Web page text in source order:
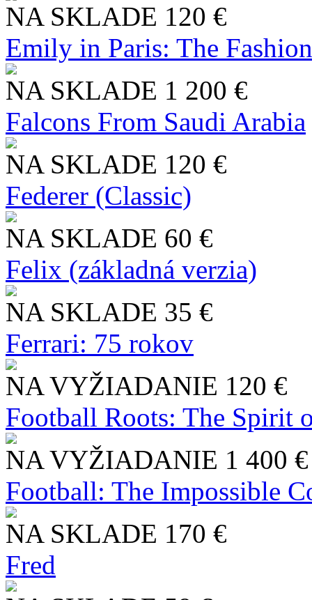
NA SKLADE 120 €
Emily in Paris: The
NA SKLADE 1 200 €
Falcons From Saudi Arabia
NA SKLADE 120 €
Federer (Classic)
NA SKLADE 60 €
Felix (základná verzia)
NA SKLADE 35 €
Ferrari: 75 rokov
NA VYŽIADANIE 120 €
Football Roots: The Spirit
NA VYŽIADANIE 1 400 €
Football: The Impossible
NA SKLADE 170 €
Fred